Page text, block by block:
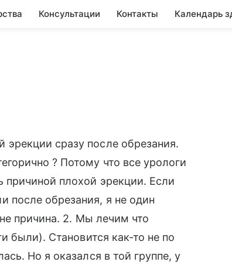
Консультации Контакты Календарь
сразу после обрезания.
? Потому что все урологи
причиной плохой эрекции. Если
после обрезания, я не один
причина. 2. Мы лечим что
были). Становится как-то не по
Но я оказался в той группе, у